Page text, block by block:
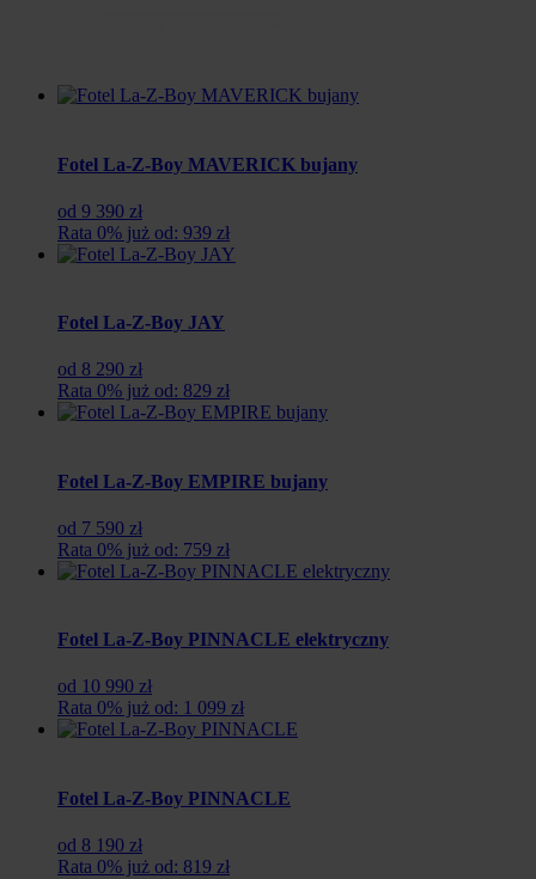
Fotel La-Z-Boy MAVERICK bujany
od 9 390 zł
Rata 0% już od: 939 zł
Fotel La-Z-Boy JAY
od 8 290 zł
Rata 0% już od: 829 zł
Fotel La-Z-Boy EMPIRE bujany
od 7 590 zł
Rata 0% już od: 759 zł
Fotel La-Z-Boy PINNACLE elektryczny
od 10 990 zł
Rata 0% już od: 1 099 zł
Fotel La-Z-Boy PINNACLE
od 8 190 zł
Rata 0% już od: 819 zł